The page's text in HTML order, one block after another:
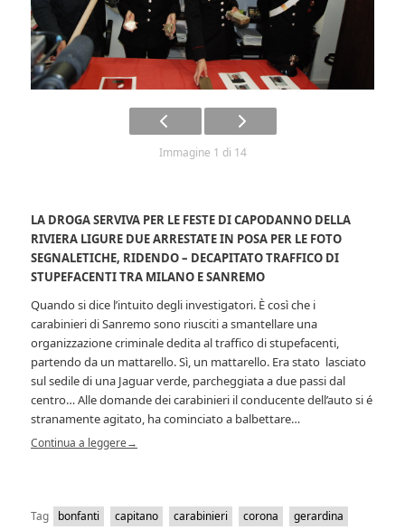
Immagine 1 di 14
LA DROGA SERVIVA PER LE FESTE DI CAPODANNO DELLA
RIVIERA LIGURE DUE ARRESTATE IN POSA PER LE FOTO
SEGNALETICHE, RIDENDO – DECAPITATO TRAFFICO DI
STUPEFACENTI TRA MILANO E SANREMO
Quando si dice l’intuito degli investigatori. È così che i
carabinieri di Sanremo sono riusciti a smantellare una
organizzazione criminale dedita al traffico di stupefacenti,
partendo da un mattarello. Sì, un mattarello. Era stato lasciato
sul sedile di una Jaguar verde, parcheggiata a due passi dal
centro… Alle domande dei carabinieri il conducente dell’auto si é
stranamente agitato, ha cominciato a balbettare…
Continua a leggere→
Tag bonfanti capitano carabinieri corona
gerardina